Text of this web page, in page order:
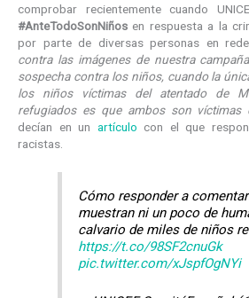
comprobar recientemente cuando
#AnteTodoSonNiños en respuesta a la
por parte de diversas personas en
contra las imágenes de nuestra
sospecha contra los niños, cuando la
los niños víctimas del atentado de
refugiados es que ambos son víctimas
decían en un artículo con el que
racistas.
Cómo responder a
muestran ni un poco de
calvario de miles de niños
https://t.co/98SF2cnuGk
pic.twitter.com/xJspfOgNYi